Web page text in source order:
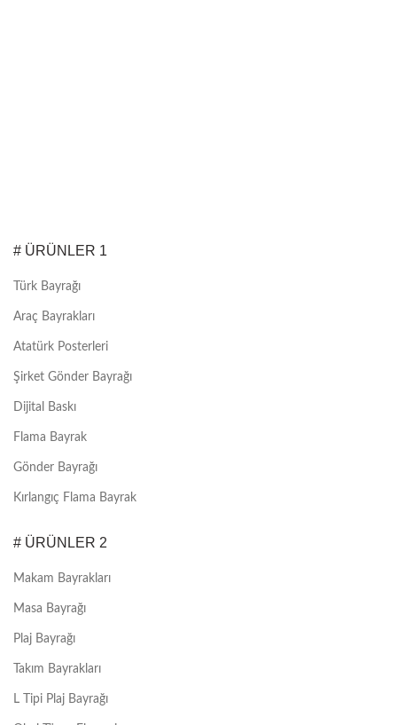
# ÜRÜNLER 1
Türk Bayrağı
Araç Bayrakları
Atatürk Posterleri
Şirket Gönder Bayrağı
Dijital Baskı
Flama Bayrak
Gönder Bayrağı
Kırlangıç Flama Bayrak
# ÜRÜNLER 2
Makam Bayrakları
Masa Bayrağı
Plaj Bayrağı
Takım Bayrakları
L Tipi Plaj Bayrağı